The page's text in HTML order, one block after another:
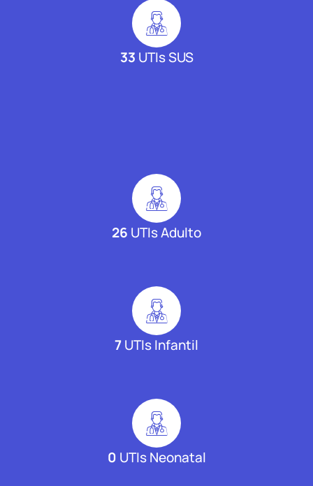
33 UTIs SUS
26 UTIs Adulto
7UTIs Infantil
0 UTIs Neonatal